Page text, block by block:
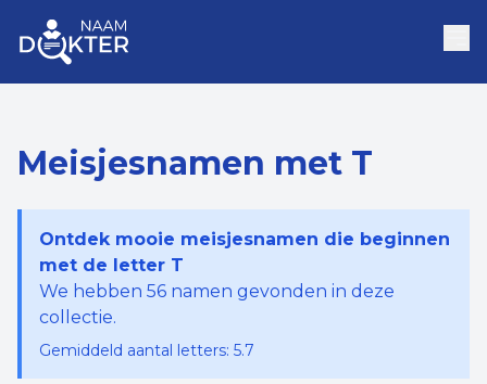
Meisjesnamen met T
Ontdek mooie meisjesnamen die beginnen
met de letter T
We hebben 56 namen gevonden in deze
collectie.
Gemiddeld aantal letters: 5.7